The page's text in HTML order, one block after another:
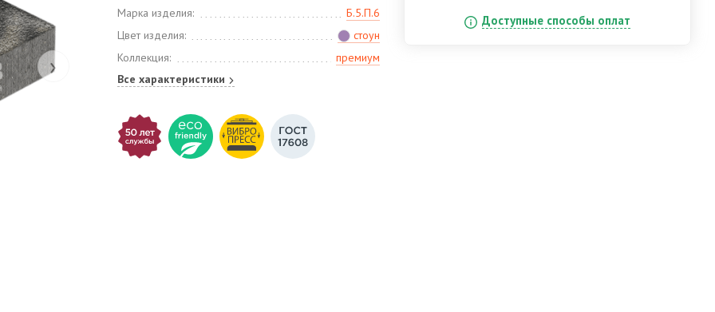
›
Марка изделия:
Б.5.П.6
Цвет изделия:
стоун
Коллекция:
премиум
Все характеристики
Доступные способы оплат